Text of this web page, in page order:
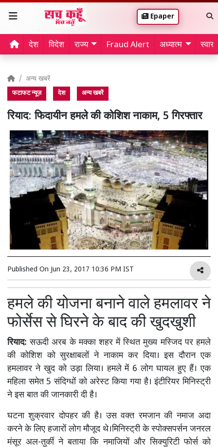
Epaper
देश विदेश राज्य Fraud Alert अध्यात्म
अन्य खबरें
फटाफट न्यूज़ देश अन्य खबरें
रियाद: फिदायीन हमले की कोशिश नाकाम, 5 गिरफ्तार
Published On Jun 23, 2017 10:36 PM IST
हमले की योजना बनाने वाले हमलावर ने
फोर्सेस से घिरने के बाद की खुदखुशी
रियाद:सऊदी अरब के मक्का शहर में स्थित मुख्य मस्जिद पर हमले
की कोशिश को सुरक्षाबलों ने नाकाम कर दिया। इस दौरान एक
हमलावर ने खुद को उड़ा लिया। हमले में 6 लोग घायल हुए हैं। एक
महिला समेत 5 संदिग्धों को अरेस्ट किया गया है। इंटीरियर मिनिस्ट्री
ने इस बात की जानकारी दी है।
घटना शुक्रवार दोपहर की है। उस वक्त रमजान की नमाज अदा
करने के लिए हजारों लोग मौजूद थे।मिनिस्ट्री के स्पोक्सपर्सन जनरल
मंसूर अल-तुर्की ने बताया कि नमाजियों और सिक्युरिटी फोर्स को